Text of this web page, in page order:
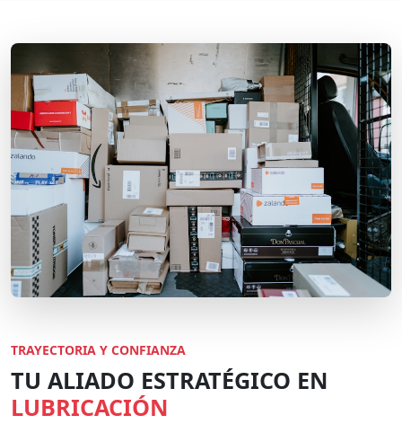
TRAYECTORIA Y CONFIANZA
TU ALIADO ESTRATÉGICO EN
LUBRICACIÓN